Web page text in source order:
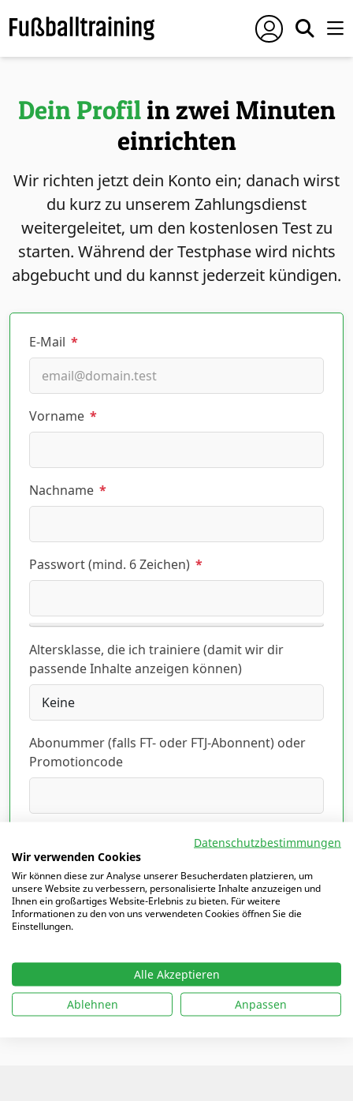
Dein Profilin zwei Minuten
einrichten
Wir richten jetzt dein Konto ein; danach wirst
du kurz zu unserem Zahlungsdienst
weitergeleitet, um den kostenlosen Test zu
starten. Während der Testphase wird nichts
abgebucht und du kannst jederzeit kündigen.
E-Mail *
Vorname *
Nachname *
Passwort (mind. 6 Zeichen) *
Altersklasse, die ich trainiere (damit wir dir
passende Inhalte anzeigen können)
Abonummer (falls FT- oder FTJ-Abonnent) oder
Promotioncode
Ich habe die Datenschutzerklärung gelesen
und akzeptiert.Hier lesen
markierte Felder sind Pflichtfelder
Ich möchte mich einloggen
Datenschutzbestimmungen
Wir verwenden Cookies
Wir können diese zur Analyse unserer Besucherdaten platzieren, um
unsere Website zu verbessern, personalisierte Inhalte anzuzeigen und
Ihnen ein großartiges Website-Erlebnis zu bieten. Für weitere
Informationen zu den von uns verwendeten Cookies öffnen Sie die
Einstellungen.
Alle Akzeptieren
Ablehnen
Anpassen